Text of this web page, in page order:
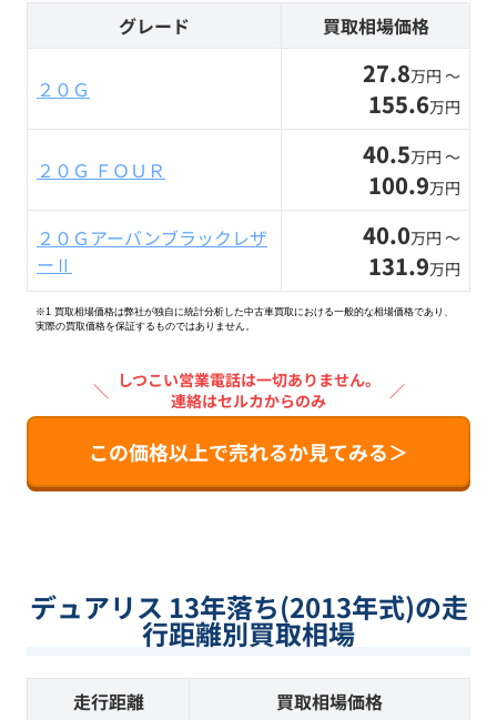
グレード 買取相場価格
２０Ｇ 27.8万円 〜
155.6万円
２０Ｇ ＦＯＵＲ 40.5万円 〜
100.9万円
２０Ｇアーバンブラックレザ
ーⅡ
40.0万円 〜
131.9万円
※1 買取相場価格は弊社が独自に統計分析した中古車買取における一般的な相場価格であり、
実際の買取価格を保証するものではありません。
＼ しつこい営業電話は一切ありません。
連絡はセルカからのみ
／
この価格以上で売れるか見てみる＞
デュアリス 13年落ち(2013年式)の走
行距離別買取相場
走行距離 買取相場価格